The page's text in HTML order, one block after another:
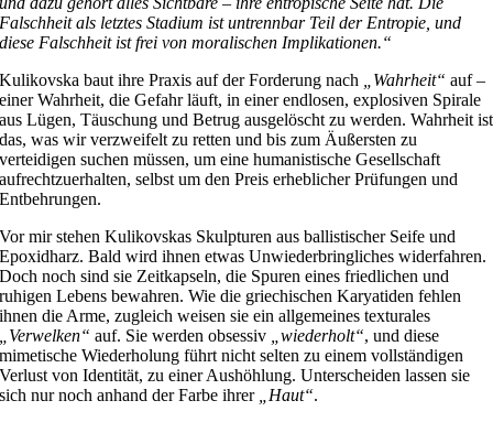
Falschheit als letztes Stadium ist untrennbar Teil der Entropie, und
diese Falschheit ist frei von moralischen Implikationen.“
Kulikovska baut ihre Praxis auf der Forderung nach „Wahrheit“ auf –
einer Wahrheit, die Gefahr läuft, in einer endlosen, explosiven Spirale
aus Lügen, Täuschung und Betrug ausgelöscht zu werden. Wahrheit ist
das, was wir verzweifelt zu retten und bis zum Äußersten zu
verteidigen suchen müssen, um eine humanistische Gesellschaft
aufrechtzuerhalten, selbst um den Preis erheblicher Prüfungen und
Entbehrungen.
Vor mir stehen Kulikovskas Skulpturen aus ballistischer Seife und
Epoxidharz. Bald wird ihnen etwas Unwiederbringliches widerfahren.
Doch noch sind sie Zeitkapseln, die Spuren eines friedlichen und
ruhigen Lebens bewahren. Wie die griechischen Karyatiden fehlen
ihnen die Arme, zugleich weisen sie ein allgemeines texturales
„Verwelken“ auf. Sie werden obsessiv „wiederholt“, und diese
mimetische Wiederholung führt nicht selten zu einem vollständigen
Verlust von Identität, zu einer Aushöhlung. Unterscheiden lassen sie
sich nur noch anhand der Farbe ihrer „Haut“.